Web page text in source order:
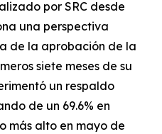
por SRC desde
una perspectiva
de la aprobación de la
siete meses de su
un respaldo
de un 69.6% en
más alto en mayo de